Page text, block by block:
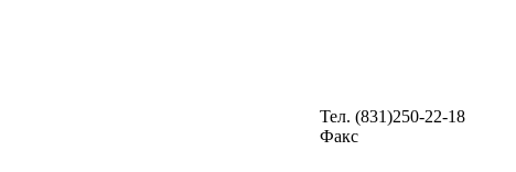
Тел. (831)250-22-18
Факс